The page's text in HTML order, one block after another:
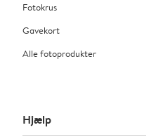
Fotokrus
Gavekort
Alle fotoprodukter
Hjælp